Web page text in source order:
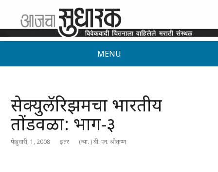
MENU
सेक्युलॅरिझमचा भारतीय
तोंडवळा: भाग-३
फेब्रुवारी, 1, 2008 इतर (न्या. ) बी. एन. श्रीकृष्ण